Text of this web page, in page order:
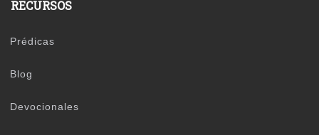
RECURSOS
Prédicas
Blog
Devocionales